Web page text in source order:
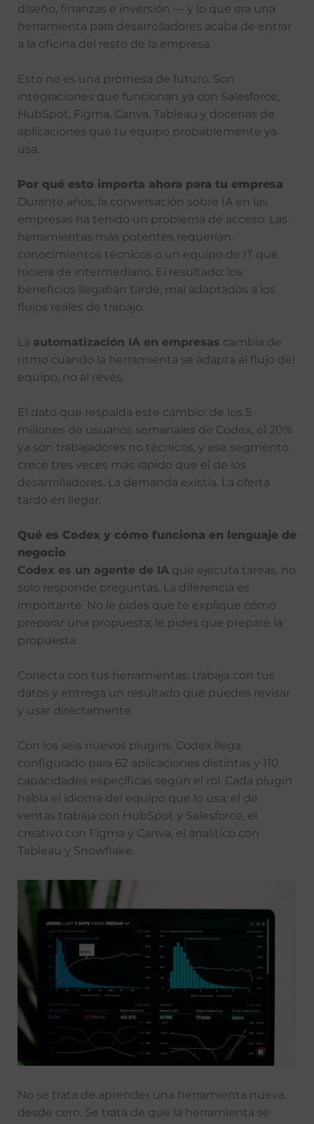
diseño, finanzas e inversión — y lo que era una
herramienta para desarrolladores acaba de entrar
a la oficina del resto de la empresa.
Esto no es una promesa de futuro. Son
integraciones que funcionan ya con Salesforce,
HubSpot, Figma, Canva, Tableau y docenas de
aplicaciones que tu equipo probablemente ya
usa.
Por qué esto importa ahora para tu empresa
Durante años, la conversación sobre IA en las
empresas ha tenido un problema de acceso. Las
herramientas más potentes requerían
conocimientos técnicos o un equipo de IT que
hiciera de intermediario. El resultado: los
beneficios llegaban tarde, mal adaptados a los
flujos reales de trabajo.
La automatización IA en empresas cambia de
ritmo cuando la herramienta se adapta al flujo del
equipo, no al revés.
El dato que respalda este cambio: de los 5
millones de usuarios semanales de Codex, el 20%
ya son trabajadores no técnicos, y ese segmento
crece tres veces más rápido que el de los
desarrolladores. La demanda existía. La oferta
tardó en llegar.
Qué es Codex y cómo funciona en lenguaje de
negocio
Codex es un agente de IAque ejecuta tareas, no
solo responde preguntas. La diferencia es
importante. No le pides que te explique cómo
preparar una propuesta; le pides que prepare la
propuesta.
Conecta con tus herramientas, trabaja con tus
datos y entrega un resultado que puedes revisar
y usar directamente.
Con los seis nuevos plugins, Codex llega
configurado para 62 aplicaciones distintas y 110
capacidades específicas según el rol. Cada plugin
habla el idioma del equipo que lo usa: el de
ventas trabaja con HubSpot y Salesforce, el
creativo con Figma y Canva, el analítico con
Tableau y Snowflake.
No se trata de aprender una herramienta nueva
desde cero. Se trata de que la herramienta se